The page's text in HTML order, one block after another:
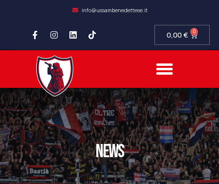
info@ussambenedettese.it
0,00€ 0
news